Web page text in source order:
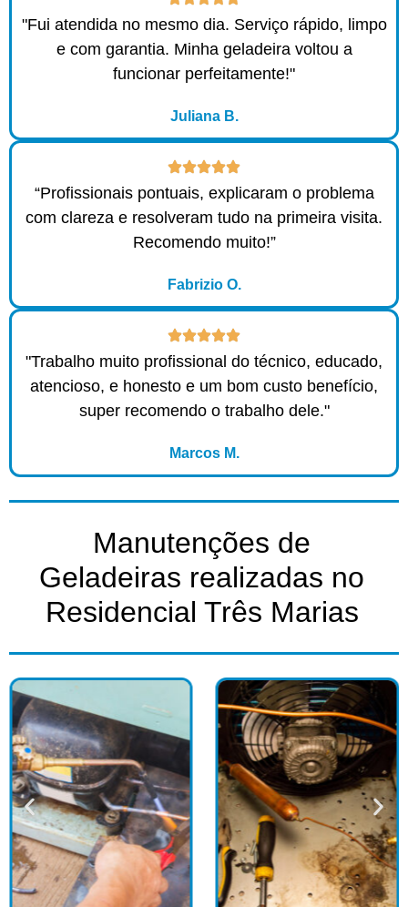
"Fui atendida no mesmo dia. Serviço rápido, limpo
e com garantia. Minha geladeira voltou a
funcionar perfeitamente!"
Juliana B.
“Profissionais pontuais, explicaram o problema
com clareza e resolveram tudo na primeira visita.
Recomendo muito!”
Fabrizio O.
"Trabalho muito profissional do técnico, educado,
atencioso, e honesto e um bom custo benefício,
super recomendo o trabalho dele."
Marcos M.
Manutenções de
Geladeiras realizadas no
Residencial Três Marias​